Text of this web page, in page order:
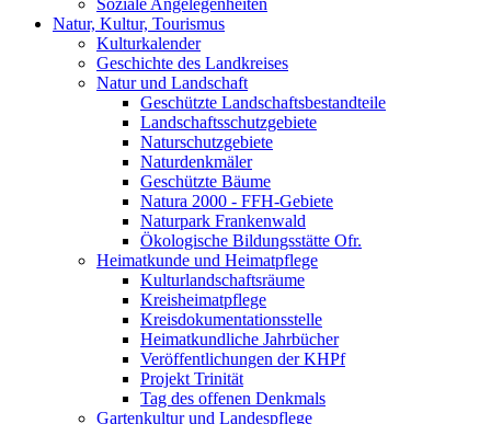
Soziale Angelegenheiten
Natur, Kultur, Tourismus
Kulturkalender
Geschichte des Landkreises
Natur und Landschaft
Geschützte Landschaftsbestandteile
Landschaftsschutzgebiete
Naturschutzgebiete
Naturdenkmäler
Geschützte Bäume
Natura 2000 - FFH-Gebiete
Naturpark Frankenwald
Ökologische Bildungsstätte Ofr.
Heimatkunde und Heimatpflege
Kulturlandschaftsräume
Kreisheimatpflege
Kreisdokumentationsstelle
Heimatkundliche Jahrbücher
Veröffentlichungen der KHPf
Projekt Trinität
Tag des offenen Denkmals
Gartenkultur und Landespflege